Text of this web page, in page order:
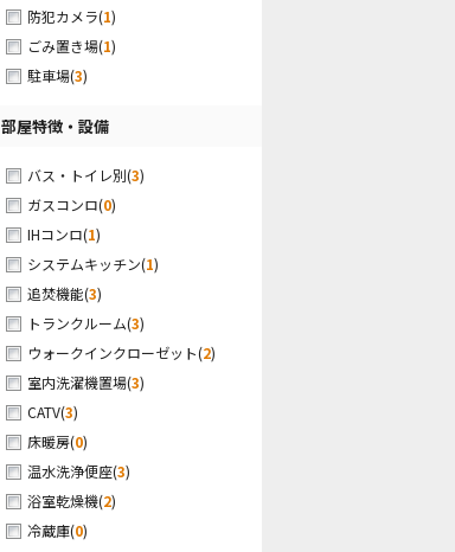
防犯カメラ(1)
ごみ置き場(1)
駐車場(3)
部屋特徴・設備
バス・トイレ別(3)
ガスコンロ(0)
IHコンロ(1)
システムキッチン(1)
追焚機能(3)
トランクルーム(3)
ウォークインクローゼット(2)
室内洗濯機置場(3)
CATV(3)
床暖房(0)
温水洗浄便座(3)
浴室乾燥機(2)
冷蔵庫(0)